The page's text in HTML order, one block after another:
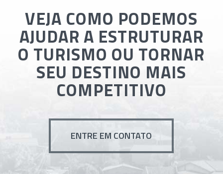
VEJA COMO PODEMOS
AJUDAR A ESTRUTURAR
O TURISMO OU TORNAR
SEU DESTINO MAIS
COMPETITIVO
ENTRE EM CONTATO